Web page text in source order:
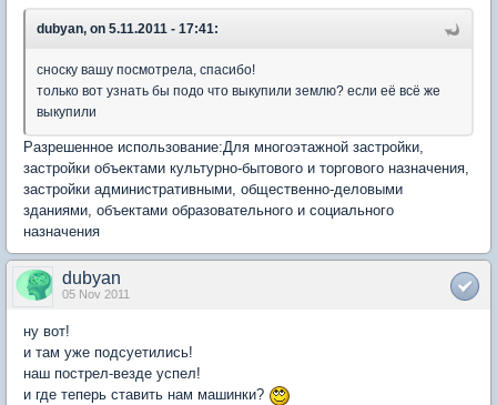
dubyan, on 5.11.2011 - 17:41:
сноску вашу посмотрела, спасибо!
только вот узнать бы подо что выкупили землю? если её всё же
выкупили
Разрешенное использование:Для многоэтажной застройки,
застройки объектами культурно-бытового и торгового назначения,
застройки административными, общественно-деловыми
зданиями, объектами образовательного и социального
назначения
dubyan
05 Nov 2011
ну вот!
и там уже подсуетились!
наш пострел-везде успел!
и где теперь ставить нам машинки?